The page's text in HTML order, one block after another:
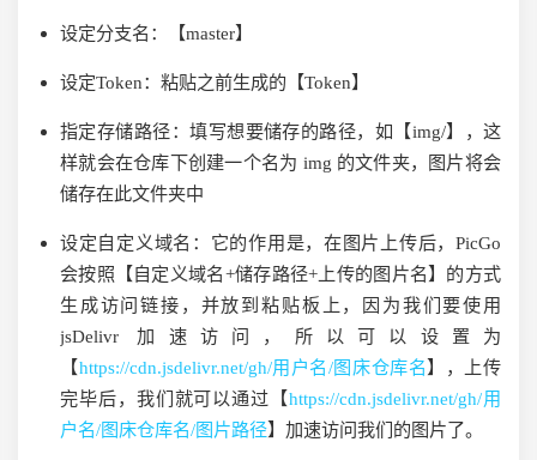
设定分支名： 【master】
设定Token： 粘贴之前生成的【Token】
指定存储路径：填写想要储存的路径，如【img/】，这
样就会在仓库下创建一个名为 img 的文件夹，图片将会
储存在此文件夹中
设定自定义域名： 它的作用是，在图片上传后，PicGo
会按照【自定义域名+储存路径+上传的图片名】的方式
生成访问链接，并放到粘贴板上，因为我们要使用
jsDelivr 加速访问，所以可以设置为
【https://cdn.jsdelivr.net/gh/用户名/图床仓库名】，上传
完毕后，我们就可以通过【https://cdn.jsdelivr.net/gh/用
户名/图床仓库名/图片路径】加速访问我们的图片了。